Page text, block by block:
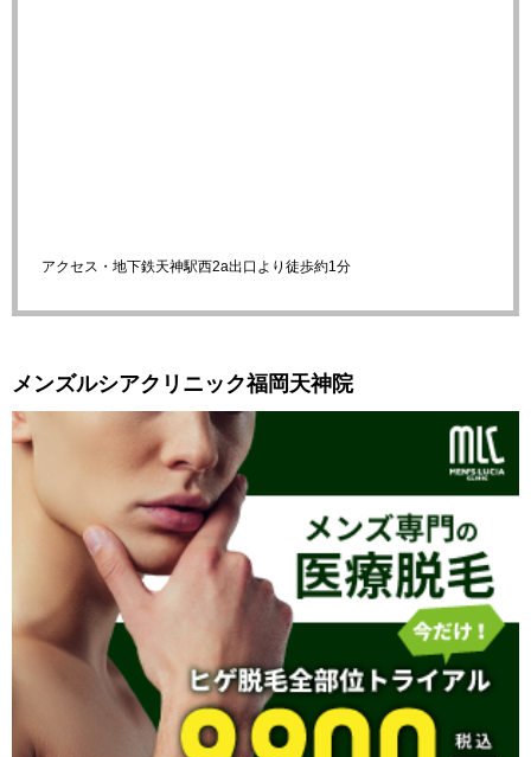
アクセス・地下鉄天神駅西2a出口より徒歩約1分
メンズルシアクリニック福岡天神院